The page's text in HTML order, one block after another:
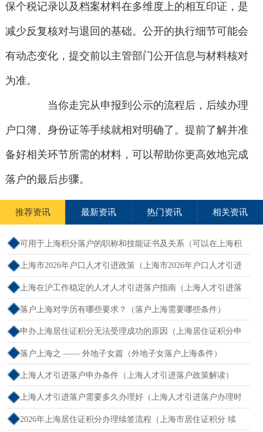
保个税记录以及档案材料在多维度上的相互印证，是
减少反复核对与退回的基础。公开的执行细节可能会
有动态变化，提交前以主管部门公开信息与材料核对
为准。
当你走完从申报到公示的流程后，后续办理
户口簿、身份证等手续就相对明确了。提前了解并准
备好相关环节所需的材料，可以帮助你更高效地完成
落户的最后步骤。
推荐资讯 最新资讯 热门资讯 相关资讯
可用于上海积分落户的职称和技能证书及关系（可以在上海积
分的技能证书）
上海市2026年户口人才引进政策（上海市2026年户口人才引进
政策文件）
上海在沪工作稳定的人才人才引进落户指南（上海人才引进落
户怎么办理）
落户上海对学历有哪些要求？（落户上海需要哪些条件）
申办上海居住证积分无法受理成功的原因（上海居住证积分申
请受理通过,等待审批）
落户上海之 —— 外地子女篇（外地子女落户上海条件）
上海人才引进落户申办条件（上海人才引进落户政策解读）
上海人才引进落户需要多久办理好（上海人才引进落户办理时
限）
2026年上海居住证积分办理续签流程（上海市居住证积分 续